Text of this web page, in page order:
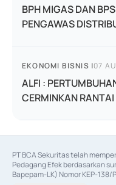
BPH MIGAS DAN
PENGAWAS
EKONOMI BISNIS |07
ALFI :
CERMINKAN
PT BCA Sekuritas telah
Pedagang Efek berdasarkan
Bapepam-LK) Nomor KEP-138/